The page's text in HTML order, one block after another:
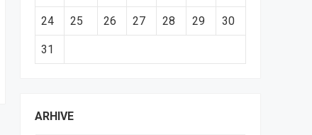
24 25 26 27 28 29 30
31
ARHIVE